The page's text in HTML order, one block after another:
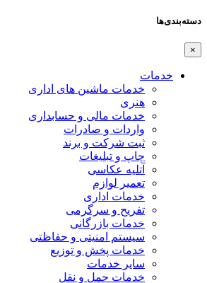
دسته‌بندی‌ها
×
خدمات
خدمات ماشین های اداری
هنری
خدمات مالی و حسابداری
واردات و صادرات
ثبت شرکت و برند
چاپ و تبلیغات
آتلیه عکاسی
تعمیر لوازم
خدمات اداری
تفریح و سرگرمی
خدمات بازرگانی
سیستم امنیتی و حفاظتی
خدمات پخش و توزیع
سایر خدمات
خدمات حمل و نقل